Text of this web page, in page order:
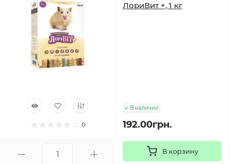
0
ЛориВит +, 1 кг
В наличии
192.00грн.
В корзину